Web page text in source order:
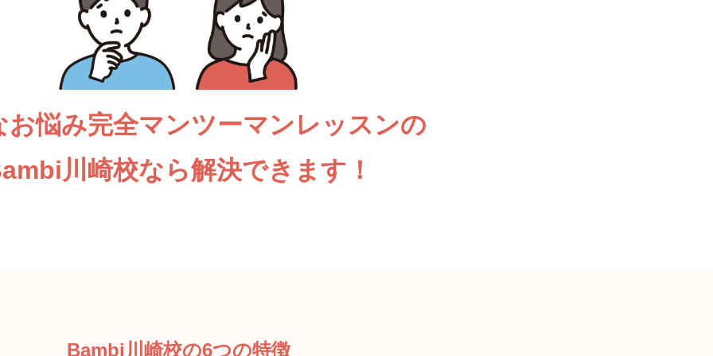
お悩み完全マンツーマンレッスンの
川崎校なら解決できます！
Bambi川崎校の6つの特徴